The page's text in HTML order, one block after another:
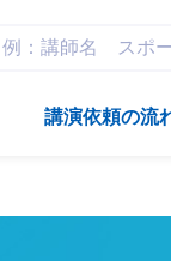
講演依頼の流